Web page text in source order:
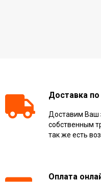
Доставка
Доставим Ваш
собственным
так же есть
Оплата